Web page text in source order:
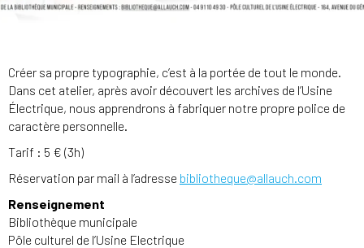
Créer sa propre typographie, c’est à la portée de tout le monde.
Dans cet atelier, après avoir découvert les archives de l’Usine
Électrique, nous apprendrons à fabriquer notre propre police de
caractère personnelle.
Tarif : 5 € (3h)
Réservation par mail à l’adresse bibliotheque@allauch.com
Renseignement
Bibliothèque municipale
Pôle culturel de l’Usine Electrique